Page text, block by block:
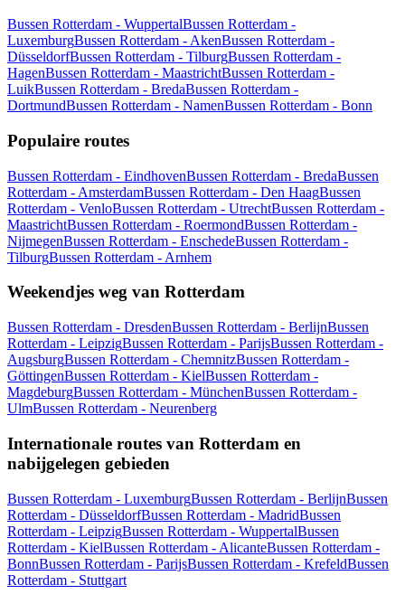
Bussen Rotterdam - WuppertalBussen Rotterdam -
LuxemburgBussen Rotterdam - AkenBussen Rotterdam -
DüsseldorfBussen Rotterdam - TilburgBussen Rotterdam -
HagenBussen Rotterdam - MaastrichtBussen Rotterdam -
LuikBussen Rotterdam - BredaBussen Rotterdam -
DortmundBussen Rotterdam - NamenBussen Rotterdam - Bonn
Populaire routes
Bussen Rotterdam - EindhovenBussen Rotterdam - BredaBussen
Rotterdam - AmsterdamBussen Rotterdam - Den HaagBussen
Rotterdam - VenloBussen Rotterdam - UtrechtBussen Rotterdam -
MaastrichtBussen Rotterdam - RoermondBussen Rotterdam -
NijmegenBussen Rotterdam - EnschedeBussen Rotterdam -
TilburgBussen Rotterdam - Arnhem
Weekendjes weg van Rotterdam
Bussen Rotterdam - DresdenBussen Rotterdam - BerlijnBussen
Rotterdam - LeipzigBussen Rotterdam - ParijsBussen Rotterdam -
AugsburgBussen Rotterdam - ChemnitzBussen Rotterdam -
GöttingenBussen Rotterdam - KielBussen Rotterdam -
MagdeburgBussen Rotterdam - MünchenBussen Rotterdam -
UlmBussen Rotterdam - Neurenberg
Internationale routes van Rotterdam en
nabijgelegen gebieden
Bussen Rotterdam - LuxemburgBussen Rotterdam - BerlijnBussen
Rotterdam - DüsseldorfBussen Rotterdam - MadridBussen
Rotterdam - LeipzigBussen Rotterdam - WuppertalBussen
Rotterdam - KielBussen Rotterdam - AlicanteBussen Rotterdam -
BonnBussen Rotterdam - ParijsBussen Rotterdam - KrefeldBussen
Rotterdam - Stuttgart